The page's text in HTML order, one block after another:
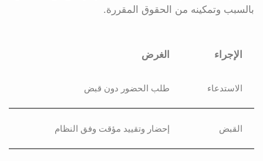
بالسبب وتمكينه من الحقوق المقررة.
الإجراء الغرض
الاستدعاء طلب الحضور دون قبض
القبض إحضار وتقييد مؤقت وفق النظام